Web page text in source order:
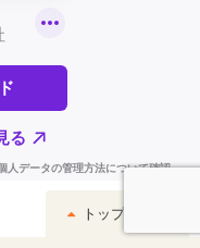
トップへ戻る